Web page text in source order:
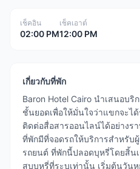
เช็คอิน
02:00 PM
เช็คเอาต์
12:00 PM
เกี่ยวกับที่พัก
Baron Hotel Cairo นำเสนอบ
ชั้นยอดเพื่อให้มั่นใจว่าแขกจะไ
ติดต่อสื่อสารออนไลน์ได้อย่าง
ที่พักมีที่จอดรถให้บริการสำหรับ
รถยนต์ ที่พักนี้ปลอดบุหรี่โดยสิ้น
สูบบุหรี่ที่ระบุเท่านั้น เริ่มต้นวัน